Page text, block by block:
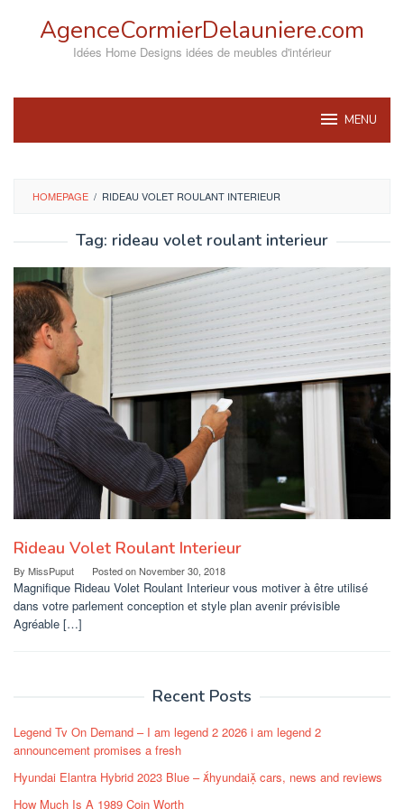
AgenceCormierDelauniere.com
Idées Home Designs idées de meubles d'intérieur
MENU
HOMEPAGE / RIDEAU VOLET ROULANT INTERIEUR
Tag: rideau volet roulant interieur
Rideau Volet Roulant Interieur
By MissPuput Posted onNovember 30, 2018
Magnifique Rideau Volet Roulant Interieur vous motiver à être utilisé
dans votre parlement conception et style plan avenir prévisible
Agréable […]
Recent Posts
Legend Tv On Demand – I am legend 2 2026 i am legend 2
announcement promises a fresh
Hyundai Elantra Hybrid 2023 Blue – hyundai cars, news and reviews
How Much Is A 1989 Coin Worth